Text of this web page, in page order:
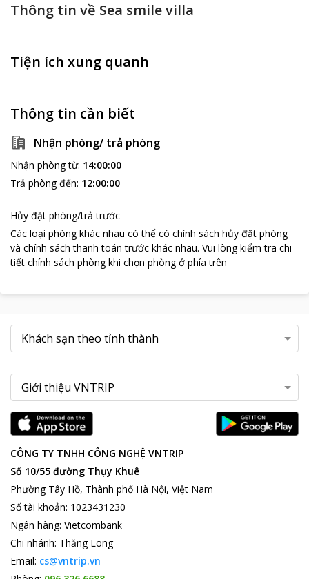
Thông tin về Sea smile villa
Tiện ích xung quanh
Thông tin cần biết
Nhận phòng/ trả phòng
Nhận phòng từ: 14:00:00
Trả phòng đến: 12:00:00
Hủy đặt phòng/trả trước
Các loại phòng khác nhau có thể có chính sách hủy đặt phòng
và chính sách thanh toán trước khác nhau. Vui lòng kiểm tra chi
tiết chính sách phòng khi chọn phòng ở phía trên
CÔNG TY TNHH CÔNG NGHỆ VNTRIP
Số 10/55 đường Thụy Khuê
Phường Tây Hồ, Thành phố Hà Nội, Việt Nam
Số tài khoản: 1023431230
Ngân hàng: Vietcombank
Chi nhánh: Thăng Long
Email: cs@vntrip.vn